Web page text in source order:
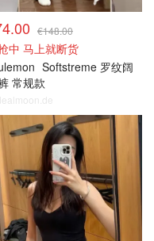
€148.00
中 马上就断货
Softstreme 罗纹阔
常规款